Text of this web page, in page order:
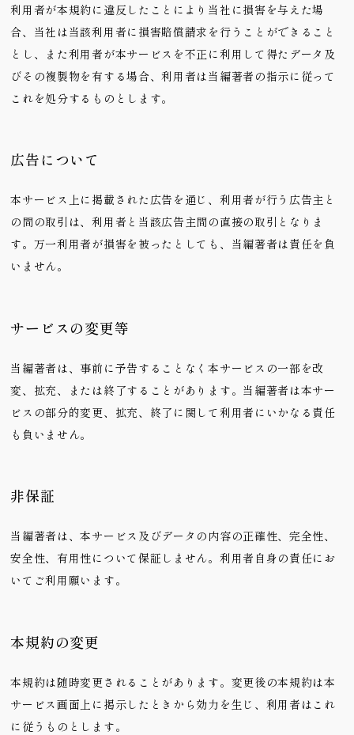
利用者が本規約に違反したことにより当社に損害を与えた場
合、当社は当該利用者に損害賠償請求を行うことができること
とし、また利用者が本サービスを不正に利用して得たデータ及
びその複製物を有する場合、利用者は当編著者の指示に従って
これを処分するものとします。
広告について
本サービス上に掲載された広告を通じ、利用者が行う広告主と
の間の取引は、利用者と当該広告主間の直接の取引となりま
す。万一利用者が損害を被ったとしても、当編著者は責任を負
いません。
サービスの変更等
当編著者は、事前に予告することなく本サービスの一部を改
変、拡充、または終了することがあります。当編著者は本サー
ビスの部分的変更、拡充、終了に関して利用者にいかなる責任
も負いません。
非保証
当編著者は、本サービス及びデータの内容の正確性、完全性、
安全性、有用性について保証しません。利用者自身の責任にお
いてご利用願います。
本規約の変更
本規約は随時変更されることがあります。変更後の本規約は本
サービス画面上に掲示したときから効力を生じ、利用者はこれ
に従うものとします。